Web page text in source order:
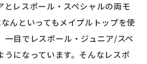
とレスポール・スペシャルの両モ
んといってもメイプルトップを使
一目でレスポール・ジュニア/スペ
うになっています。そんなレスポ